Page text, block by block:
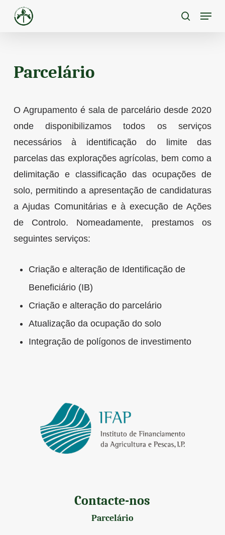
main
Menu
Parcelário
O Agrupamento é sala de parcelário desde 2020
onde disponibilizamos todos os serviços
necessários à identificação do limite das
parcelas das explorações agrícolas, bem como a
delimitação e classificação das ocupações de
solo, permitindo a apresentação de candidaturas
a Ajudas Comunitárias e à execução de Ações
de Controlo. Nomeadamente, prestamos os
seguintes serviços:
Criação e alteração de Identificação de
Beneficiário (IB)
Criação e alteração do parcelário
Atualização da ocupação do solo
Integração de polígonos de investimento
Contacte-nos
Parcelário